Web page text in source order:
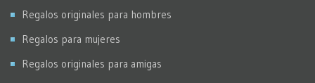
Regalos originales para hombres
Regalos para mujeres
Regalos originales para amigas